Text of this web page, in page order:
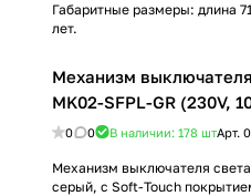
Габаритные размеры: длина
лет.
Механизм
MK02-SFPL-GR (230V,
0 0 В наличии: 178 штАрт.
Механизм выключателя
серый, с Soft-Touch